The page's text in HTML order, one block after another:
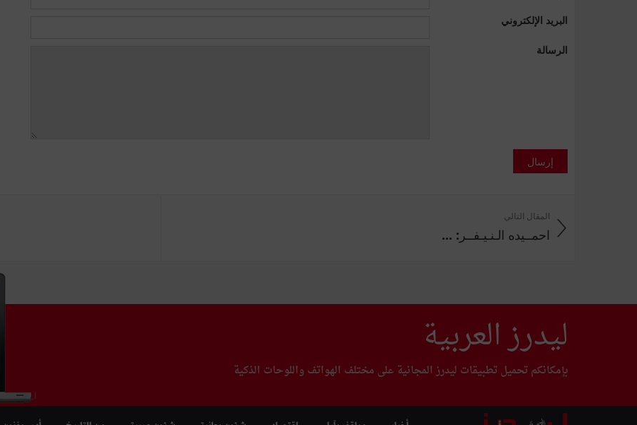
البريد الإلكتروني
الرسالة
إرسال
المقال التالي
احمــيده الـنـيـفــر: ...
ليدرز العربية
بإمكانكم تحميل تطبيقات ليدرز المجانية على مختلف الهواتف واللوحات الذكية